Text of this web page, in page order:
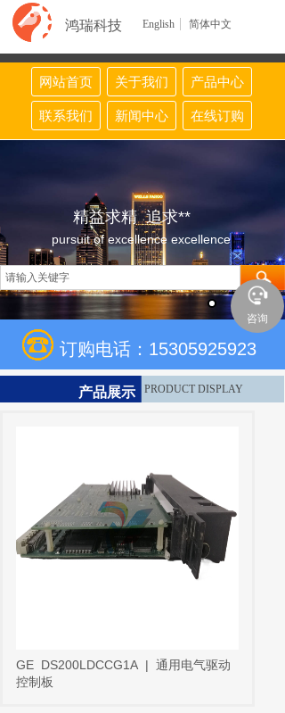
鸿瑞科技 English 简体中文
网站首页 关于我们 产品中心
联系我们 新闻中心 在线订购
精益求精 追求**
pursuit of excellence excellence
订购电话：15305925923
PRODUCT DISPLAY
产品展示
GE DS200LDCCG1A | 通用电气驱动
控制板
咨询